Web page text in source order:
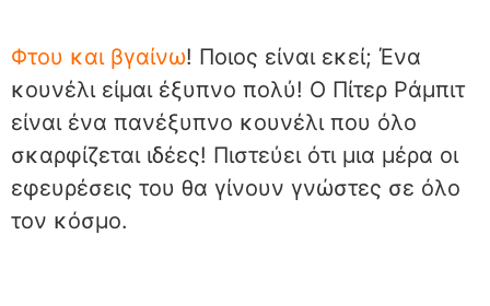
Φτου και βγαίνω! Ποιος είναι εκεί; Ένα
κουνέλι είμαι έξυπνο πολύ! Ο Πίτερ Ράμπιτ
είναι ένα πανέξυπνο κουνέλι που όλο
σκαρφίζεται ιδέες! Πιστεύει ότι μια μέρα οι
εφευρέσεις του θα γίνουν γνώστες σε όλο
τον κόσμο.